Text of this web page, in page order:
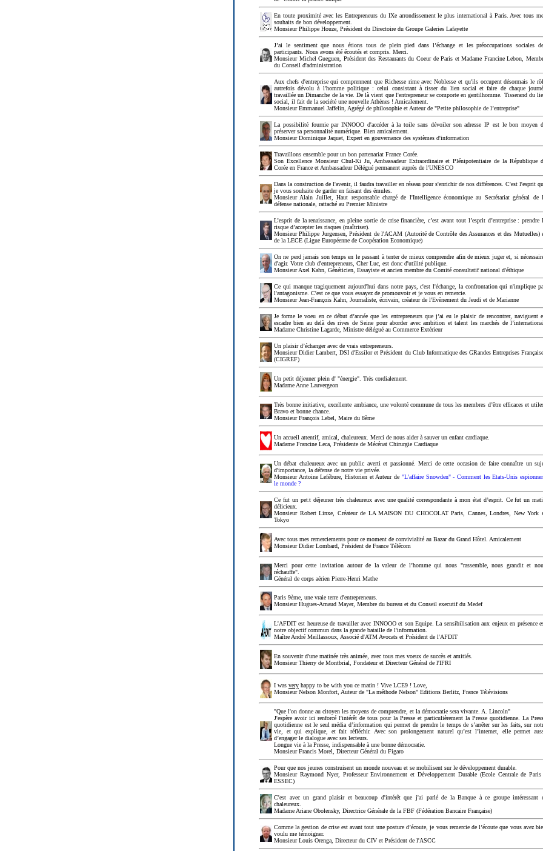
En toute proximité avec les Entrepreneurs du IXe arrondissement le plus international à Paris. Avec tous
souhaits de bon développement.
Monsieur Philippe Houze, Président du Directoire du Groupe Galeries Lafayette
J’ai le sentiment que nous étions tous de plein pied dans l’échange et les préoccupations sociales
participants. Nous avons été écoutés et compris. Merci.
Monsieur Michel Gueguen, Président des Restaurants du Coeur de Paris et Madame Francine Lebon,
du Conseil d'administration
Aux chefs d'entreprise qui comprennent que Richesse rime avec Noblesse et qu'ils occupent désormais le
autrefois dévolu à l'homme politique : celui consistant à tisser du lien social et faire de chaque
travaillée un Dimanche de la vie. De là vient que l'entrepreneur se comporte en gentilhomme. Tisserand du
social, il fait de la société une nouvelle Athènes ! Amicalement.
Monsieur Emmanuel Jaffelin, Agrégé de philosophie et Auteur de "Petite philosophie de l’entreprise"
La possibilité fournie par INNOOO d'accéder à la toile sans dévoiler son adresse IP est le bon moyen
préserver sa personnalité numérique. Bien amicalement.
Monsieur Dominique Jaquet, Expert en gouvernance des systèmes d'information
Travaillons ensemble pour un bon partenariat France Corée.
Son Excellence Monsieur Chul-Ki Ju, Ambassadeur Extraordinaire et Plénipotentiaire de la République
Corée en France et Ambassadeur Délégué permanent auprès de l'UNESCO
Dans la construction de l'avenir, il faudra travailler en réseau pour s'enrichir de nos différences. C'est l'esprit
je vous souhaite de garder en faisant des émules.
Monsieur Alain Juillet, Haut responsable chargé de l'Intelligence économique au Secrétariat général de
défense nationale, rattaché au Premier Ministre
L’esprit de la renaissance, en pleine sortie de crise financière, c’est avant tout l’esprit d’entreprise : prendre
risque d’accepter les risques (maîtriser).
Monsieur Philippe Jurgensen, Président de l'ACAM (Autorité de Contrôle des Assurances et des Mutuelles)
de la LECE (Ligue Européenne de Coopération Economique)
On ne perd jamais son temps en le passant à tenter de mieux comprendre afin de mieux juger et, si
d'agir. Votre club d'entrepreneurs, Cher Luc, est donc d'utilité publique.
Monsieur Axel Kahn, Généticien, Essayiste et ancien membre du Comité consultatif national d'éthique
Ce qui manque tragiquement aujourd'hui dans notre pays, c'est l'échange, la confrontation qui n'implique
l'antagonisme. C'est ce que vous essayez de promouvoir et je vous en remercie.
Monsieur Jean-François Kahn, Journaliste, écrivain, créateur de l'Evènement du Jeudi et de Marianne
Je forme le voeu en ce début d’année que les entrepreneurs que j’ai eu le plaisir de rencontrer, naviguent
escadre bien au delà des rives de Seine pour aborder avec ambition et talent les marchés de l’international.
Madame Christine Lagarde, Ministre délégué au Commerce Extérieur
Un plaisir d’échanger avec de vrais entrepreneurs.
Monsieur Didier Lambert, DSI d'Essilor et Président du Club Informatique des GRandes Entreprises
(CIGREF)
Un petit déjeuner plein d' "énergie". Très cordialement.
Madame Anne Lauvergeon
Très bonne initiative, excellente ambiance, une volonté commune de tous les membres d’être efficaces et
Bravo et bonne chance.
Monsieur François Lebel, Maire du 8ème
Un accueil attentif, amical, chaleureux. Merci de nous aider à sauver un enfant cardiaque.
Madame Francine Leca, Présidente de Mécénat Chirurgie Cardiaque
Un débat chaleureux avec un public averti et passionné. Merci de cette occasion de faire connaître un
d'importance, la défense de notre vie privée.
Monsieur Antoine Lefébure, Historien et Auteur de "L'affaire Snowden" - Comment les Etats-Unis
le monde ?
Ce fut un petit déjeuner très chaleureux avec une qualité correspondante à mon état d’esprit. Ce fut un
délicieux.
Monsieur Robert Linxe, Créateur de LA MAISON DU CHOCOLAT Paris, Cannes, Londres, New York
Tokyo
Avec tous mes remerciements pour ce moment de convivialité au Bazar du Grand Hôtel. Amicalement
Monsieur Didier Lombard, Président de France Télécom
Merci pour cette invitation autour de la valeur de l’homme qui nous "rassemble, nous grandit et
réchauffe".
Général de corps aérien Pierre-Henri Mathe
Paris 9ème, une vraie terre d'entrepreneurs.
Monsieur Hugues-Arnaud Mayer, Membre du bureau et du Conseil executif du Medef
L'AFDIT est heureuse de travailler avec INNOOO et son Equipe. La sensibilisation aux enjeux en présence
notre objectif commun dans la grande bataille de l'information.
Maître André Meillassoux, Associé d'ATM Avocats et Président de l'AFDIT
En souvenir d'une matinée très animée, avec tous mes voeux de succès et amitiés.
Monsieur Thierry de Montbrial, Fondateur et Directeur Général de l'IFRI
I was very happy to be with you ce matin ! Vive LCE9 ! Love,
Monsieur Nelson Monfort, Auteur de "La méthode Nelson" Editions Berlitz, France Télévisions
"Que l'on donne au citoyen les moyens de comprendre, et la démocratie sera vivante. A. Lincoln"
J'espère avoir ici renforcé l'intérêt de tous pour la Presse et particulièrement la Presse quotidienne. La
quotidienne est le seul média d’information qui permet de prendre le temps de s’arrêter sur les faits, sur
vie, et qui explique, et fait réfléchir. Avec son prolongement naturel qu’est l’internet, elle permet
d’engager le dialogue avec ses lecteurs.
Longue vie à la Presse, indispensable à une bonne démocratie.
Monsieur Francis Morel, Directeur Général du Figaro
Pour que nos jeunes construisent un monde nouveau et se mobilisent sur le développement durable.
Monsieur Raymond Nyer, Professeur Environnement et Développement Durable (Ecole Centrale de
ESSEC)
C'est avec un grand plaisir et beaucoup d'intérêt que j'ai parlé de la Banque à ce groupe intéressant
chaleureux.
Madame Ariane Obolensky, Directrice Générale de la FBF (Fédération Bancaire Française)
Comme la gestion de crise est avant tout une posture d’écoute, je vous remercie de l’écoute que vous avez
voulu me témoigner.
Monsieur Louis Orenga, Directeur du CIV et Président de l'ASCC